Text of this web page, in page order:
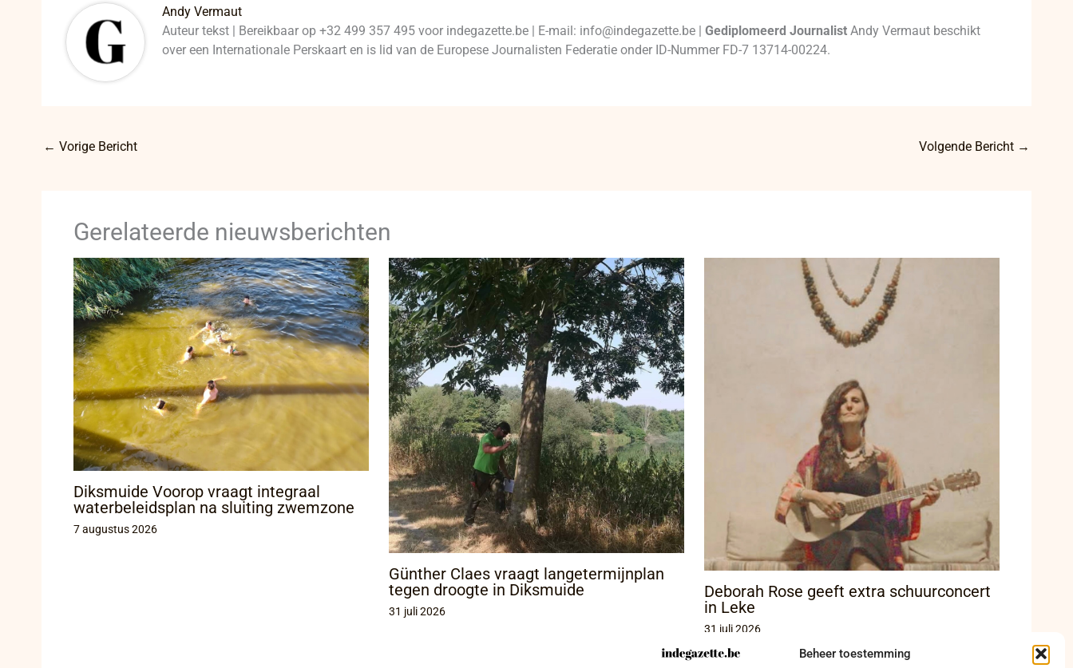
Beheer toestemming
Andy Vermaut
Auteur tekst | Bereikbaar op +32 499 357 495 voor indegazette.be | E-mail: info@indegazette.be |Gediplomeerd Journalist Andy Vermaut beschikt
over een Internationale Perskaart en is lid van de Europese Journalisten Federatie onder ID-Nummer FD-7 13714-00224.
← Vorige Bericht Volgende Bericht →
Gerelateerde nieuwsberichten
Diksmuide Voorop vraagt integraal
waterbeleidsplan na sluiting zwemzone
7 augustus 2026
Günther Claes vraagt langetermijnplan
tegen droogte in Diksmuide
31 juli 2026
Deborah Rose geeft extra schuurconcert
in Leke
31 juli 2026